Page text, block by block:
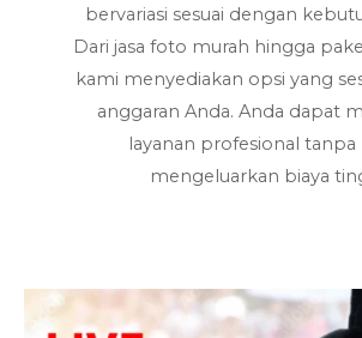
bervariasi sesuai dengan
Dari jasa foto murah hingga
kami menyediakan opsi yang
anggaran Anda. Anda dapat
layanan profesional tanpa
mengeluarkan biaya